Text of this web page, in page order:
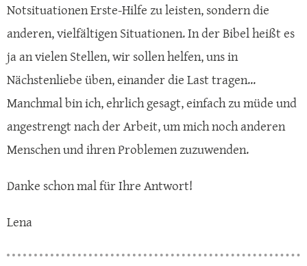
Notsituationen Erste-Hilfe zu leisten, sondern die
anderen, vielfältigen Situationen. In der Bibel heißt es
ja an vielen Stellen, wir sollen helfen, uns in
Nächstenliebe üben, einander die Last tragen...
Manchmal bin ich, ehrlich gesagt, einfach zu müde und
angestrengt nach der Arbeit, um mich noch anderen
Menschen und ihren Problemen zuzuwenden.
Danke schon mal für Ihre Antwort!
Lena